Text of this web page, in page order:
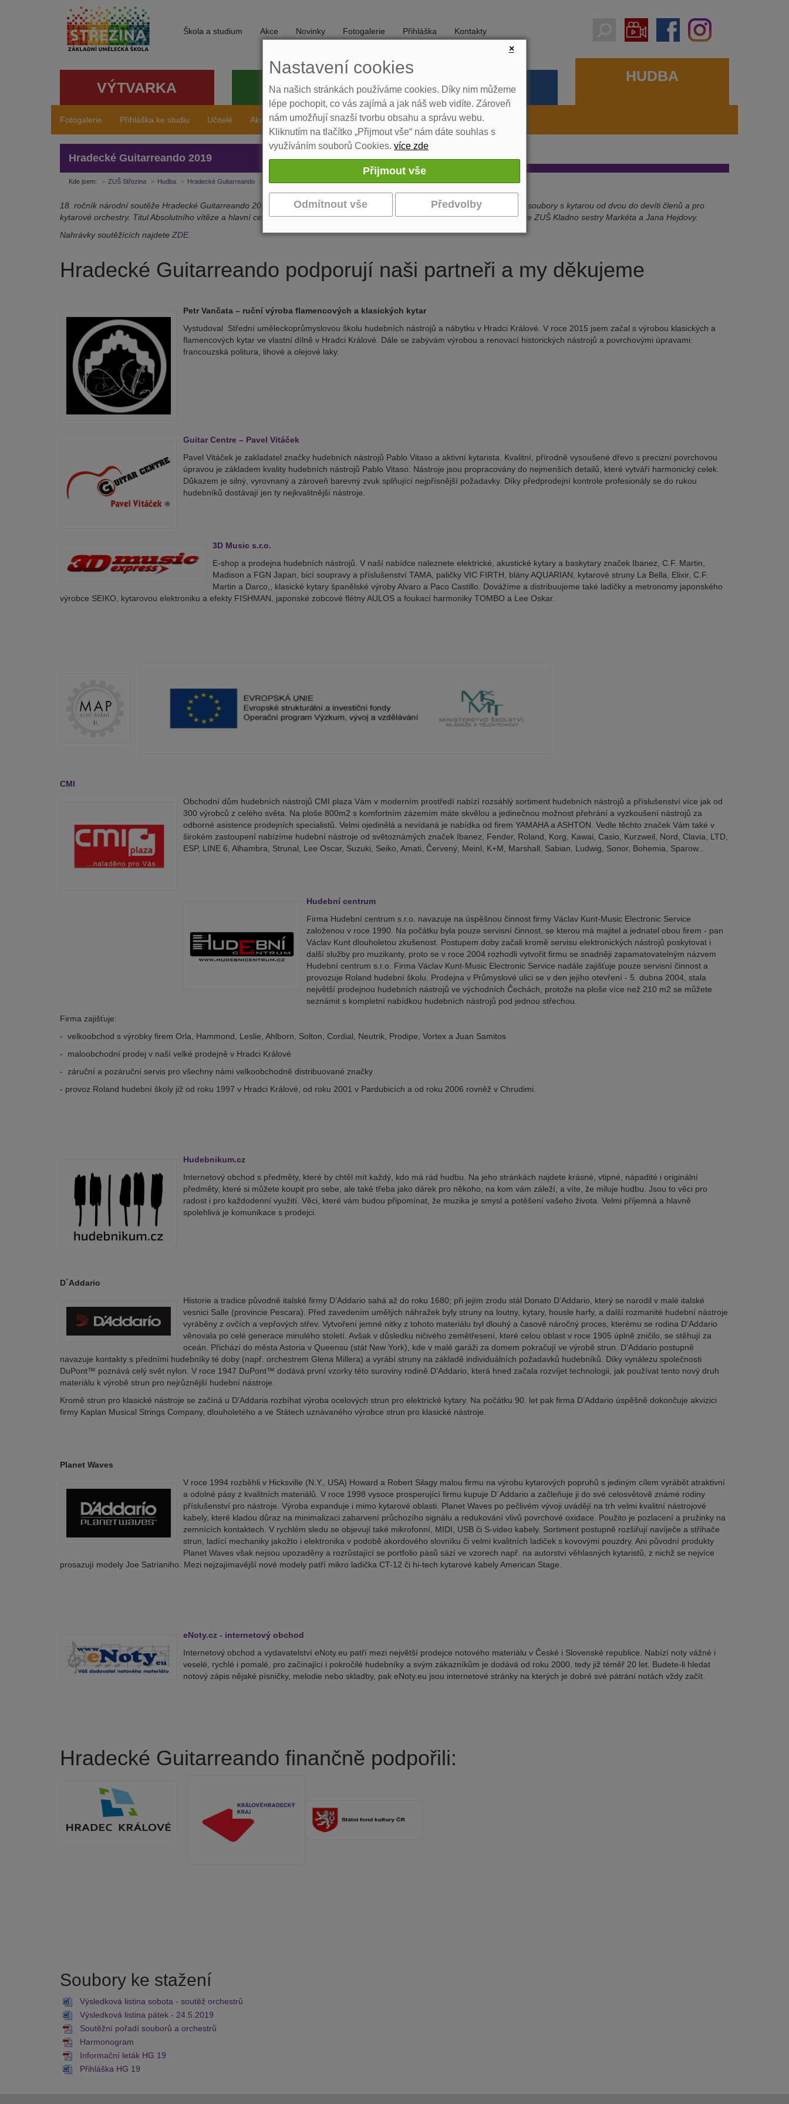
Škola a studium Akce Novinky Fotogalerie Přihláška Kontakty
VÝTVARKA DIVADLO TANEC
HUDBA
Fotogalerie Přihláška ke studiu Učitelé Akce Soubory Hradecké Guitarreando
Guitarreando 2025
Hradecké Guitarreando 2019
Kde jsem: ZUŠ Střezina Hudba Hradecké Guitarreando Hradecké Guitarreando 2019
18. ročník národní soutěže Hradecké Guitarreando 2019 se konal 24. - 25. 5. 2019. Letos byla soutěž vyhlášena pro komorní soubory s kytarou od dvou do devíti členů a pro
kytarové orchestry. Titul Absolutního vítěze a hlavní cenu - kytaru z dílny Petra Vančaty v ceně 50 tisíc korun si odvezlo Duo ze ZUŠ Kladno sestry Markéta a Jana Hejdovy.
Nahrávky soutěžících najdete ZDE.
Hradecké Guitarreando podporují naši partneři a my děkujeme
Petr Vančata – ruční výroba flamencových a klasických kytar
Vystudoval Střední uměleckoprůmyslovou školu hudebních nástrojů a nábytku v Hradci Králové. V roce 2015 jsem začal s výrobou klasických a
flamencových kytar ve vlastní dílně v Hradci Králové. Dále se zabývám výrobou a renovací historických nástrojů a povrchovými úpravami:
francouzská politura, lihové a olejové laky.
Guitar Centre – Pavel Vitáček
Pavel Vitáček je zakladatel značky hudebních nástrojů Pablo Vitaso a aktivní kytarista. Kvalitní, přírodně vysoušené dřevo s precizní povrchovou
úpravou je základem kvality hudebních nástrojů Pablo Vitaso. Nástroje jsou propracovány do nejmenších detailů, které vytváří harmonický celek.
Důkazem je silný, vyrovnaný a zároveň barevný zvuk splňující nejpřísnější požadavky. Díky předprodejní kontrole profesionály se do rukou
hudebníků dostávají jen ty nejkvalitnější nástroje.
3D Music s.r.o.
E-shop a prodejna hudebních nástrojů. V naší nabídce naleznete elektrické, akustické kytary a baskytary značek Ibanez, C.F. Martin,
Madison a FGN Japan, bicí soupravy a příslušenství TAMA, paličky VIC FIRTH, blány AQUARIAN, kytarové struny La Bella, Elixir, C.F.
Martin a Darco,, klasické kytary španělské výroby Alvaro a Paco Castillo. Dovážíme a distribuujeme také ladičky a metronomy japonského
výrobce SEIKO, kytarovou elektroniku a efekty FISHMAN, japonské zobcové flétny AULOS a foukací harmoniky TOMBO a Lee Oskar.
CMI
Obchodní dům hudebních nástrojů CMI plaza Vám v moderním prostředí nabízí rozsáhlý sortiment hudebních nástrojů a příslušenství více jak od
300 výrobců z celého světa. Na ploše 800m2 s komfortním zázemím máte skvělou a jedinečnou možnost přehrání a vyzkoušení nástrojů za
odborné asistence prodejních specialistů. Velmi ojedinělá a nevídaná je nabídka od firem YAMAHA a ASHTON. Vedle těchto značek Vám také v
širokém zastoupení nabízíme hudební nástroje od světoznámých značek Ibanez, Fender, Roland, Korg, Kawai, Casio, Kurzweil, Nord, Clavia, LTD,
ESP, LINE 6, Alhambra, Strunal, Lee Oscar, Suzuki, Seiko, Amati, Červený, Meinl, K+M, Marshall, Sabian, Ludwig, Sonor, Bohemia, Sparow...
Hudební centrum
Firma Hudební centrum s.r.o. navazuje na úspěšnou činnost firmy Václav Kunt-Music Electronic Service
založenou v roce 1990. Na počátku byla pouze servisní činnost, se kterou má majitel a jednatel obou firem - pan
Václav Kunt dlouholetou zkušenost. Postupem doby začali kromě servisu elektronických nástrojů poskytovat i
další služby pro muzikanty, proto se v roce 2004 rozhodli vytvořit firmu se snadněji zapamatovatelným názvem
Hudební centrum s.r.o. Firma Václav Kunt-Music Electronic Service nadále zajišťuje pouze servisní činnost a
provozuje Roland hudební školu. Prodejna v Průmyslové ulici se v den jejího otevření - 5. dubna 2004, stala
největší prodejnou hudebních nástrojů ve východních Čechách, protože na ploše více než 210 m2 se můžete
seznámit s kompletní nabídkou hudebních nástrojů pod jednou střechou.
Firma zajišťuje:
- velkoobchod s výrobky firem Orla, Hammond, Leslie, Ahlborn, Solton, Cordial, Neutrik, Prodipe, Vortex a Juan Samitos
- maloobchodní prodej v naší velké prodejně v Hradci Králové
- záruční a pozáruční servis pro všechny námi velkoobchodně distribuované značky
- provoz Roland hudební školy již od roku 1997 v Hradci Králové, od roku 2001 v Pardubicích a od roku 2006 rovněž v Chrudimi.
Hudebnikum.cz
Internetový obchod s předměty, které by chtěl mít každý, kdo má rád hudbu. Na jeho stránkách najdete krásné, vtipné, nápadité i originální
předměty, které si můžete koupit pro sebe, ale také třeba jako dárek pro někoho, na kom vám záleží, a víte, že miluje hudbu. Jsou to věci pro
radost i pro každodenní využití. Věci, které vám budou připomínat, že muzika je smysl a potěšení vašeho života. Velmi příjemná a hlavně
spolehlivá je komunikace s prodejci.
D´Addario
Historie a tradice původně italské firmy D’Addario sahá až do roku 1680; při jejím zrodu stál Donato D’Addario, který se narodil v malé italské
vesnici Salle (provincie Pescara). Před zavedením umělých náhražek byly struny na loutny, kytary, housle harfy, a další rozmanité hudební nástroje
vyráběny z ovčích a vepřových střev. Vytvoření jemné nitky z tohoto materiálu byl dlouhý a časově náročný proces, kterému se rodina D’Addario
věnovala po celé generace minulého století. Avšak v důsledku ničivého zemětřesení, které celou oblast v roce 1905 úplně zničilo, se stěhují za
oceán. Přichází do města Astoria v Queensu (stát New York), kde v malé garáži za domem pokračují ve výrobě strun. D’Addario postupně
navazuje kontakty s předními hudebníky té doby (např. orchestrem Glena Millera) a vyrábí struny na základě individuálních požadavků hudebníků. Díky vynálezu společnosti
DuPont™ poznává celý svět nylon. V roce 1947 DuPont™ dodává první vzorky této suroviny rodině D’Addario, která hned začala rozvíjet technologii, jak používat tento nový druh
materiálu k výrobě strun pro nejrůznější hudební nástroje.
Kromě strun pro klasické nástroje se začíná u D’Addaria rozbíhat výroba ocelových strun pro elektrické kytary. Na počátku 90. let pak firma D’Addario úspěšně dokončuje akvizici
firmy Kaplan Musical Strings Company, dlouholetého a ve Státech uznávaného výrobce strun pro klasické nástroje.
Planet Waves
V roce 1994 rozběhli v Hicksville (N.Y., USA) Howard a Robert Silagy malou firmu na výrobu kytarových popruhů s jediným cílem vyrábět atraktivní
a odolné pásy z kvalitních materiálů. V roce 1998 vysoce prosperující firmu kupuje D´Addario a začleňuje ji do své celosvětově známé rodiny
příslušenství pro nástroje. Výroba expanduje i mimo kytarové oblasti. Planet Waves po pečlivém vývoji uvádějí na trh velmi kvalitní nástrojové
kabely, které kladou důraz na minimalizaci zabarvení průchozího signálu a redukování vlivů povrchové oxidace. Použito je pozlacení a pružinky na
zemnících kontaktech. V rychlém sledu se objevují také mikrofonní, MIDI, USB či S-video kabely. Sortiment postupně rozšiřují navíječe a střihače
strun, ladící mechaniky jakožto i elektronika v podobě akordového slovníku či velmi kvalitních ladiček s kovovými pouzdry. Ani původní produkty
Planet Waves však nejsou upozaděny a rozrůstající se portfolio pásů sází ve vzorech např. na autorství věhlasných kytaristů, z nichž se nejvíce
prosazují modely Joe Satrianiho. Mezi nejzajímavější nové modely patří mikro ladička CT-12 či hi-tech kytarové kabely American Stage.
eNoty.cz - internetový obchod
Internetový obchod a vydavatelství eNoty.eu patří mezi největší prodejce notového materiálu v České i Slovenské republice. Nabízí noty vážné i
veselé, rychlé i pomalé, pro začínající i pokročilé hudebníky a svým zákazníkům je dodává od roku 2000, tedy již téměř 20 let. Budete-li hledat
notový zápis nějaké písničky, melodie nebo skladby, pak eNoty.eu jsou internetové stránky na kterých je dobré své pátrání notách vždy začít.
Hradecké Guitarreando finančně podpořili:
Soubory ke stažení
Výsledková listina sobota - soutěž orchestrů
Výsledková listina pátek - 24.5.2019
Soutěžní pořadí souborů a orchestrů
Harmonogram
Informační leták HG 19
Přihláška HG 19
×
Nastavení cookies
Na našich stránkách používáme cookies. Díky nim můžeme
lépe pochopit, co vás zajímá a jak náš web vidíte. Zároveň
nám umožňují snazší tvorbu obsahu a správu webu.
Kliknutím na tlačítko „Přijmout vše“ nám dáte souhlas s
využíváním souborů Cookies. více zde